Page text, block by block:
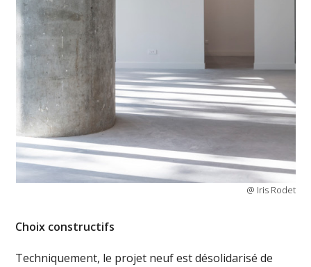
@ Iris Rodet
Choix constructifs
Techniquement, le projet neuf est désolidarisé de